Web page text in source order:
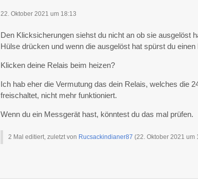
22. Oktober 2021 um 18:13
Den Klicksicherungen siehst du nicht an ob sie ausgelöst
Hülse drücken und wenn die ausgelöst hat spürst du
Klicken deine Relais beim heizen?
Ich hab eher die Vermutung das dein Relais, welches die
freischaltet, nicht mehr funktioniert.
Wenn du ein Messgerät hast, könntest du das mal prüfen.
2 Mal editiert, zuletzt von Rucsackindianer87 (22. Oktober 2021 um